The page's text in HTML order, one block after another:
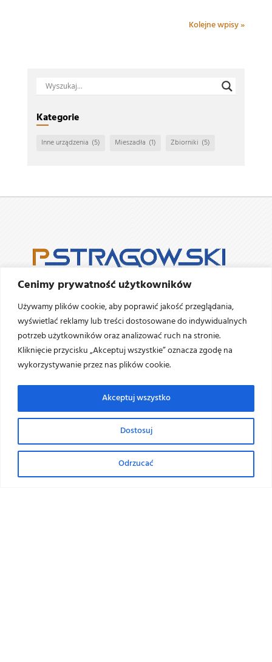
Nasz serwis używa ciasteczek (cookies) wykorzystywanych do zapewnienia
pełnej funkcjonalności oraz w celu zliczania statystyk odwiedzin, zgodnie
polityką prywatności.
Cenimy prywatność użytkowników
Używamy plików cookie, aby poprawić jakość przeglądania,
wyświetlać reklamy lub treści dostosowane do indywidualnych
potrzeb użytkowników oraz analizować ruch na stronie.
Kliknięcie przycisku „Akceptuj wszystkie” oznacza zgodę na
wykorzystywanie przez nas plików cookie.
Dostosuj
Odrzucać
Akceptuj wszystko
Kolejne wpisy »
Kategorie
Inne urządzenia (5) Mieszadła (1) Zbiorniki (5)
Zajmujemy się projektowaniem iprodukcją urządzeń i
zbiorników zestali szlachetnej (nierdzewnej,
kwasoodpornej oraz ich pochodnych)wykorzystywanej
w przemyśle spożywczym, chemicznym i przetwórczym.
 
SZYBKIE MENU
Zbiorniki piwowarskie